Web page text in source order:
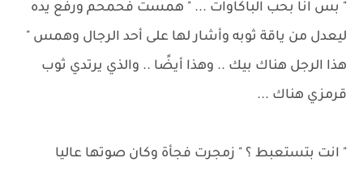
" بس انا بحب الباكاوات ... " همست فحمحم ورفع يده
ليعدل من ياقة ثوبه وأشار لها على أحد الرجال وهمس "
هذا الرجل هناك بيك .. وهذا أيضًا .. والذي يرتدي ثوب
قرمزي هناك ...
" انت بتستعبط ؟ " زمجرت فجأة وكان صوتها عاليا